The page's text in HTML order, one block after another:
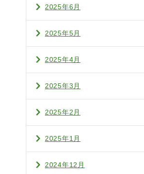
2025年6月
2025年5月
2025年4月
2025年3月
2025年2月
2025年1月
2024年12月